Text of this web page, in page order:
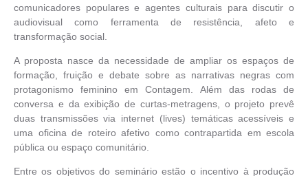
comunicadores populares e agentes culturais para discutir o
audiovisual como ferramenta de resistência, afeto e
transformação social.
A proposta nasce da necessidade de ampliar os espaços de
formação, fruição e debate sobre as narrativas negras com
protagonismo feminino em Contagem. Além das rodas de
conversa e da exibição de curtas-metragens, o projeto prevê
duas transmissões via internet (lives) temáticas acessíveis e
uma oficina de roteiro afetivo como contrapartida em escola
pública ou espaço comunitário.
Entre os objetivos do seminário estão o incentivo à produção